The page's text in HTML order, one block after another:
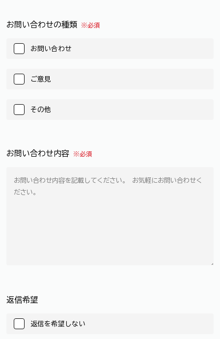
お問い合わせの種類 ※必須
お問い合わせ
ご意見
その他
お問い合わせ内容 ※必須
返信希望
返信を希望しない